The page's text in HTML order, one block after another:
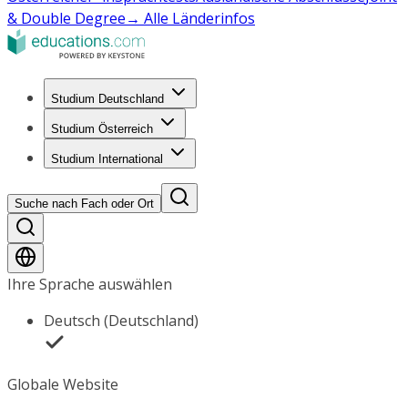
& Double Degree→ Alle Länderinfos
Studium Deutschland
Studium Österreich
Studium International
Suche nach Fach oder Ort
Ihre Sprache auswählen
Deutsch (Deutschland)
Globale Website